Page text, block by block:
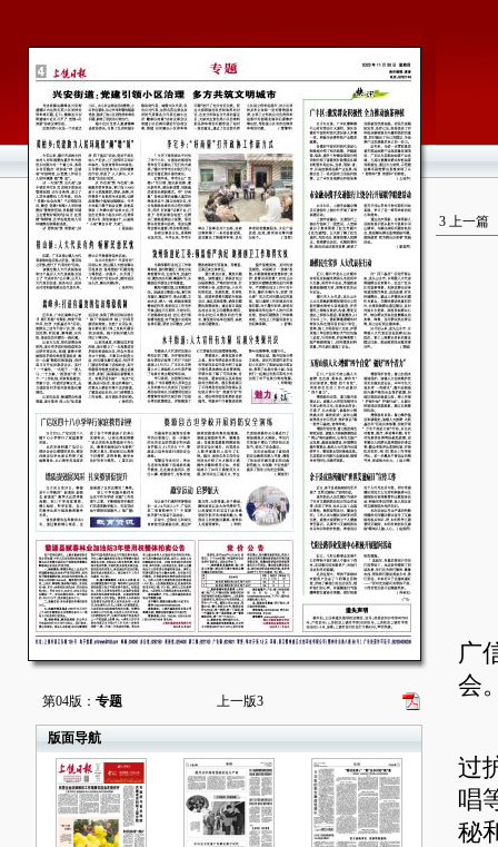
第04版： 专题 上一版3
版面导航
3 上一篇
广
会
过
唱
秘